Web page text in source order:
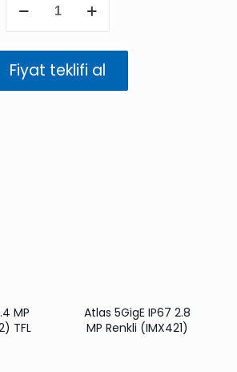
5GigE
(IMX387)
adet
Fiyat teklifi al
MP
TFL
Atlas 5GigE IP67 2.8
MP Renkli (IMX421)